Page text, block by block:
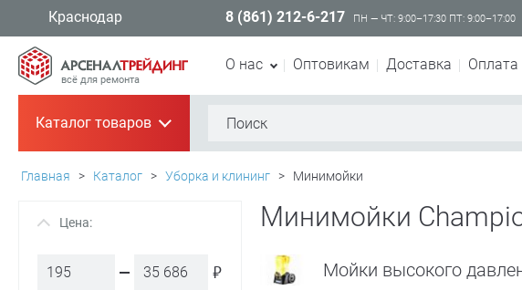
Краснодар 8 (861) 212-6-217 ПН — ЧТ: 9:00–17:30 ПТ: 9:00–17:00
всё для ремонта
О нас Оптовикам Доставка Оплата
Каталог товаров+
Главная > Каталог > Уборка и клининг > Минимойки
+ Цена:
₽
Минимойки
Мойки высокого